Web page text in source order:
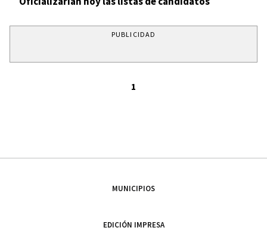
PUBLICIDAD
1
MUNICIPIOS
EDICIÓN IMPRESA